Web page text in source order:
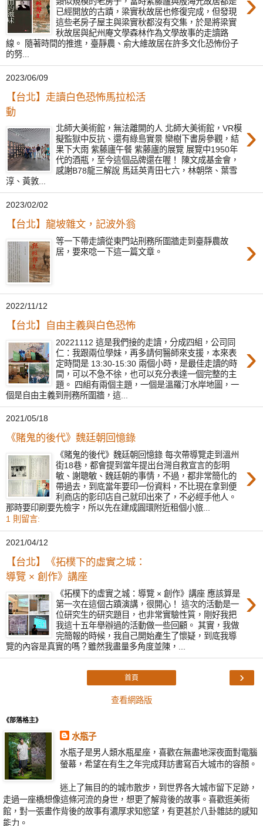
已經開放的古蹟，梁實秋故居也修復完成，但發現
這些老房子屋主與梁實秋都沒有交集，於是將梁實
秋故居與紀州庵文學森林作為文學故事的走讀路
線。 隨著時間的推進，臺靜農、俞大維故居在許多文化恐怖份子
的努...
2023/06/09
【台北】走讀白色恐怖馬拉松活
動
›
北師大美術館，無法離開的人 北師大美術館，VR模
擬監獄中反抗、還有綠島實景 欒樹下書房參觀，結
果下大雨 紫藤廬午餐 紫藤廬的展覽 展覽中1950年
代的酒瓶，至今這個品牌還在喔！ 陳文成基金會，
感謝B78龍三解說 馬廷英青田七六，林朝棨、葉雪
淳、黃敦...
2023/02/02
【台北】龍坡雜文，記波外翁
›
等一下帶走讀從東門站刑務所圍牆走到臺靜農故
居，要來唸一下這一篇文章。
2022/11/12
【台北】自由主義與白色恐怖
›
20221112 這是我們接的走讀，分成四組，公司同
仁：我跟兩位學妹，再多請何醫師來支援，本來表
定時間是 13:30-15:30 兩個小時，是最佳走讀的時
間，可以不急不徐，也可以充分表達一個完整的主
題。 四組有兩個主題，一個是溫羅汀水岸地圖，一
個是自由主義到刑務所圍牆，這...
2021/05/18
《賭鬼的後代》魏廷朝回憶錄
›
《賭鬼的後代》魏廷朝回憶錄 每次帶導覽走到溫州
街18巷，都會提到當年提出台灣自救宣言的彭明
敏、謝聰敏、魏廷朝的事情，不過，都非常簡化的
帶過去，到底當年要印一份資料，不比現在拿到便
利商店的影印店自己就印出來了，不必經手他人。
那時要印刷要先檢字，所以先在建成圓環附近租個小旅...
1 則留言:
2021/04/12
【台北】《拓樸下的虛實之城：
導覽 × 創作》講座
›
《拓樸下的虛實之城：導覽 × 創作》講座 應該算是
第一次在這個古蹟演講，很開心！ 這次的活動是一
位研究生的研究題目，也非常實驗性質，剛好我把
我這十五年舉辦過的活動做一些回顧。 其實，我做
完簡報的時候，我自己開始產生了懷疑，到底我導
覽的內容是真實的嗎？雖然我盡量多角度並陳，...
›
首頁
查看網路版
《部落格主》
水瓶子
水瓶子是男人類水瓶星座，喜歡在無盡地深夜面對電腦
螢幕，希望在有生之年完成拜訪書寫百大城市的容顏。
迷上了無目的的城市散步，到世界各大城市留下足跡，
走過一座橋想像這條河流的身世，想更了解背後的故事。喜歡逛美術
館，對一張畫作背後的故事有濃厚求知慾望，有更甚於八卦雜誌的感知
能力。